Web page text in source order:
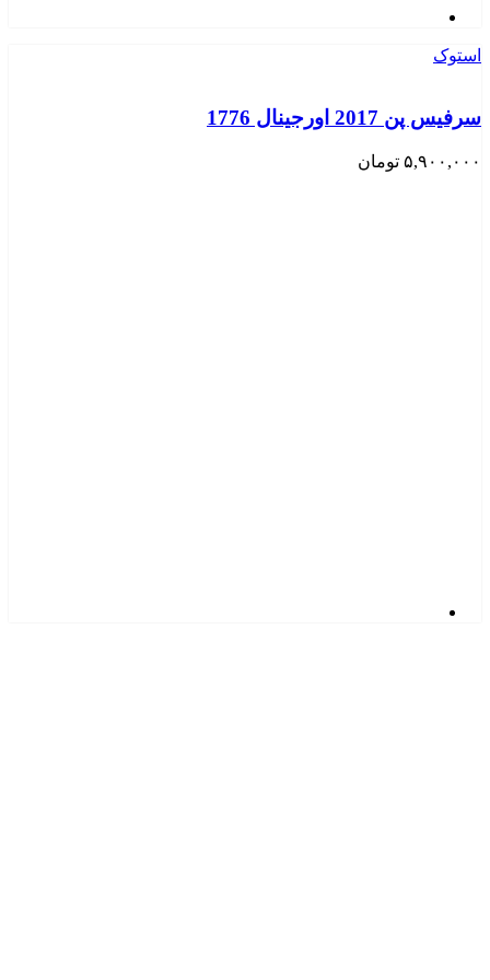
استوک
سرفیس پن 2017 اورجینال 1776
۵,۹۰۰,۰۰۰ تومان